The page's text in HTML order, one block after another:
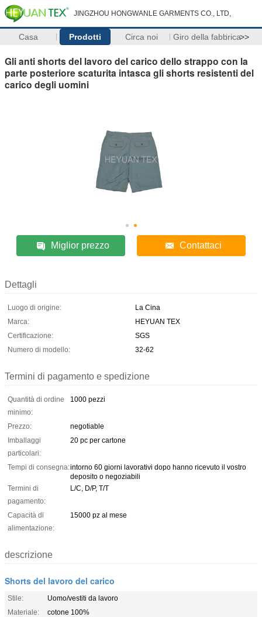
JINGZHOU HONGWANLE GARMENTS CO., LTD,
Casa Prodotti Circa noi Giro della fabbrica>>
Gli anti shorts del lavoro del carico dello strappo con la
parte posteriore scaturita intasca gli shorts resistenti del
carico degli uomini
Miglior prezzo Contattaci
Dettagli
Luogo di origine:
La Cina
Marca:
HEYUAN TEX
Certificazione:
SGS
Numero di modello:
32-62
Termini di pagamento e spedizione
Quantità di ordine
minimo:
1000 pezzi
Prezzo:
negotiable
Imballaggi
particolari:
20 pc per cartone
Tempi di consegna:intorno 60 giorni lavorativi dopo hanno ricevuto il vostro
deposito o negoziabili
Termini di
pagamento:
L/C, D/P, T/T
Capacità di
alimentazione:
15000 pz al mese
descrizione
Shorts del lavoro del carico
Stile:
Uomo/vestiti da lavoro
Materiale:
cotone 100%